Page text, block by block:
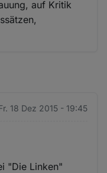
auf Kritik
18 Dez 2015 - 19:45
"Die Linken"